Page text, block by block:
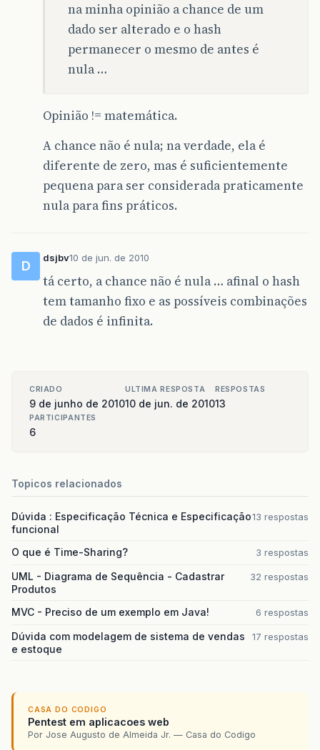
na minha opinião a chance de um
dado ser alterado e o hash
permanecer o mesmo de antes é
nula …
Opinião != matemática.
A chance não é nula; na verdade, ela é
diferente de zero, mas é suficientemente
pequena para ser considerada praticamente
nula para fins práticos.
D
dsjbv10 de jun. de 2010
tá certo, a chance não é nula … afinal o hash
tem tamanho fixo e as possíveis combinações
de dados é infinita.
CRIADO
9 de junho de 2010
ULTIMA RESPOSTA
10 de jun. de 2010
RESPOSTAS
13
PARTICIPANTES
6
Topicos relacionados
Dúvida : Especificação Técnica e Especificação
funcional
13 respostas
O que é Time-Sharing? 3 respostas
UML - Diagrama de Sequência - Cadastrar
Produtos
32 respostas
MVC - Preciso de um exemplo em Java! 6 respostas
Dúvida com modelagem de sistema de vendas
e estoque
17 respostas
CASA DO CODIGO
Pentest em aplicacoes web
Por Jose Augusto de Almeida Jr. — Casa do Codigo